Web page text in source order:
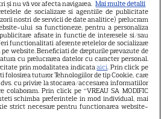
Avantaje
Elle
Unica
practice
NE PE
și nu vă vor afecta navigarea. Mai multe detalii
de socializare si agentiile de publicitate
nostri de servicii de date analitice) prelucram
ului sa functioneze, pentru a personaliza
afisate in functie de interesele si/sau
functionalitati aferente retelelor de socializare
website. Beneficiati de drepturile prevazute de
cu prelucrarea datelor cu caracter personal.
prin modalitatea indicataaici. Prin click pe
folosirea tuturor Tehnologiilor de tip Cookie, care
cu privire la stocarea/accesarea informatiilor
colaboram. Prin click pe “VREAU SA MODIFIC
schimba preferintele in mod individual, mai
strict necesare pentru functionarea website-